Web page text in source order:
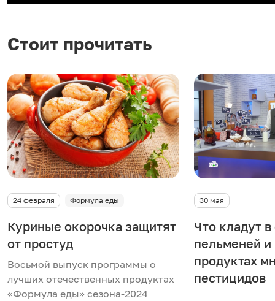
в
е
с
т
в
и
д
Стоит прочитать
24 февраля Формула еды
Куриные окорочка защитят
от простуд
Восьмой выпуск программы о
лучших отечественных продуктах
«Формула еды» сезона-2024
30 мая
Что кладут
пельменей и
продуктах
пестицидов